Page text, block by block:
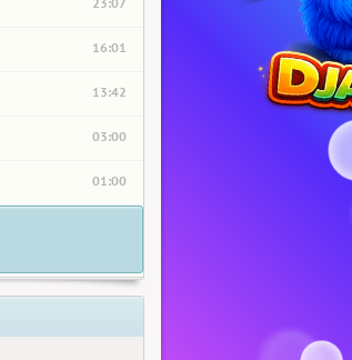
16:01
13:42
03:00
01:00